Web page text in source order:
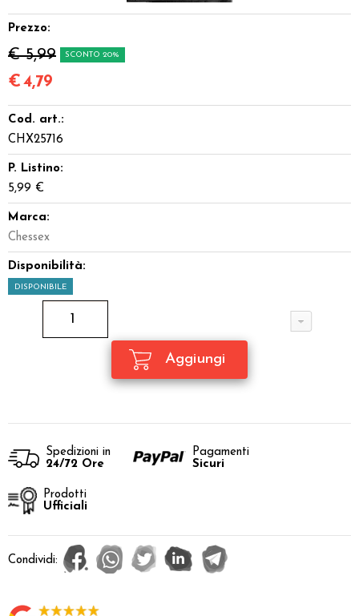
Dadi
Accessori
Offerte del Dragone
Prezzo:
€ 5,99 SCONTO 20%
€4,79
Cod. art.:
CHX25716
P. Listino:
5,99 €
Marca:
Chessex
Disponibilità:
DISPONIBILE
Spedizioni in
24/72 Ore
Pagamenti
Sicuri
Prodotti
Ufficiali
Condividi: